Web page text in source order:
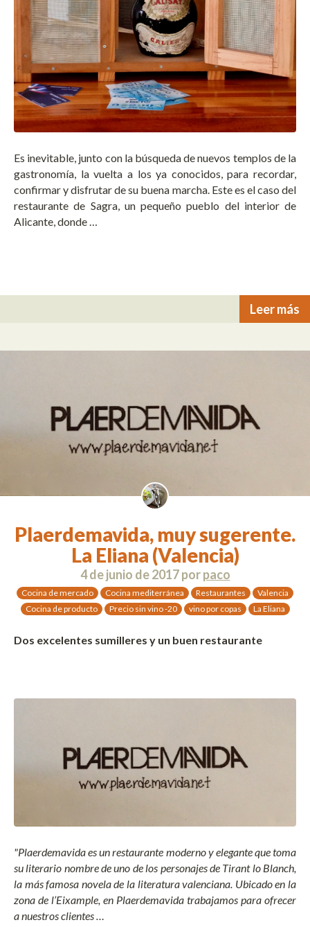
Es inevitable, junto con la búsqueda de nuevos templos de la
gastronomía, la vuelta a los ya conocidos, para recordar,
confirmar y disfrutar de su buena marcha. Este es el caso del
restaurante de Sagra, un pequeño pueblo del interior de
Alicante, donde …
Leer más
Plaerdemavida, muy sugerente.
La Eliana (Valencia)
4 de junio de 2017porpaco
Cocina de mercado Cocina mediterránea Restaurantes
Valencia
Cocina de producto
Precio sin vino -20 vino por copas La Eliana
Dos excelentes sumilleres y un buen restaurante
"Plaerdemavida es un restaurante moderno y elegante que toma
su literario nombre de uno de los personajes de Tirant lo Blanch,
la más famosa novela de la literatura valenciana. Ubicado en la
zona de l’Eixample, en Plaerdemavida trabajamos para ofrecer
a nuestros clientes …